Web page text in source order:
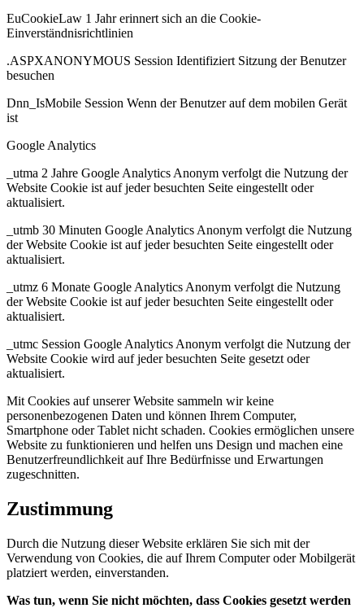
EuCookieLaw 1 Jahr erinnert sich an die Cookie-
Einverständnisrichtlinien
.ASPXANONYMOUS Session Identifiziert Sitzung der Benutzer
besuchen
Dnn_IsMobile Session Wenn der Benutzer auf dem mobilen Gerät
ist
Google Analytics
_utma 2 Jahre Google Analytics Anonym verfolgt die Nutzung der
Website Cookie ist auf jeder besuchten Seite eingestellt oder
aktualisiert.
_utmb 30 Minuten Google Analytics Anonym verfolgt die Nutzung
der Website Cookie ist auf jeder besuchten Seite eingestellt oder
aktualisiert.
_utmz 6 Monate Google Analytics Anonym verfolgt die Nutzung
der Website Cookie ist auf jeder besuchten Seite eingestellt oder
aktualisiert.
_utmc Session Google Analytics Anonym verfolgt die Nutzung der
Website Cookie wird auf jeder besuchten Seite gesetzt oder
aktualisiert.
Mit Cookies auf unserer Website sammeln wir keine
personenbezogenen Daten und können Ihrem Computer,
Smartphone oder Tablet nicht schaden. Cookies ermöglichen unsere
Website zu funktionieren und helfen uns Design und machen eine
Benutzerfreundlichkeit auf Ihre Bedürfnisse und Erwartungen
zugeschnitten.
Zustimmung
Durch die Nutzung dieser Website erklären Sie sich mit der
Verwendung von Cookies, die auf Ihrem Computer oder Mobilgerät
platziert werden, einverstanden.
Was tun, wenn Sie nicht möchten, dass Cookies gesetzt werden